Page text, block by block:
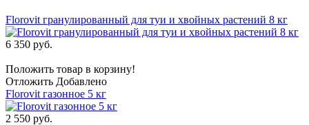
Florovit гранулированный для туи и хвойных растений 8 кг
6 350 руб.
Положить товар в корзину!
Отложить Добавлено
Florovit газонное 5 кг
2 550 руб.